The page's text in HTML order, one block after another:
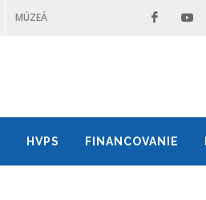
MÚZEÁ
HVPS FINANCOVANIE